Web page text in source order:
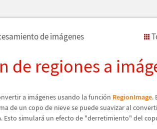
de imágenes
n de regiones a imá
a imágenes usando la función RegionImage.
de un copo de nieve se puede suavizar al
Esto simulará un efecto de "derretimiento" del